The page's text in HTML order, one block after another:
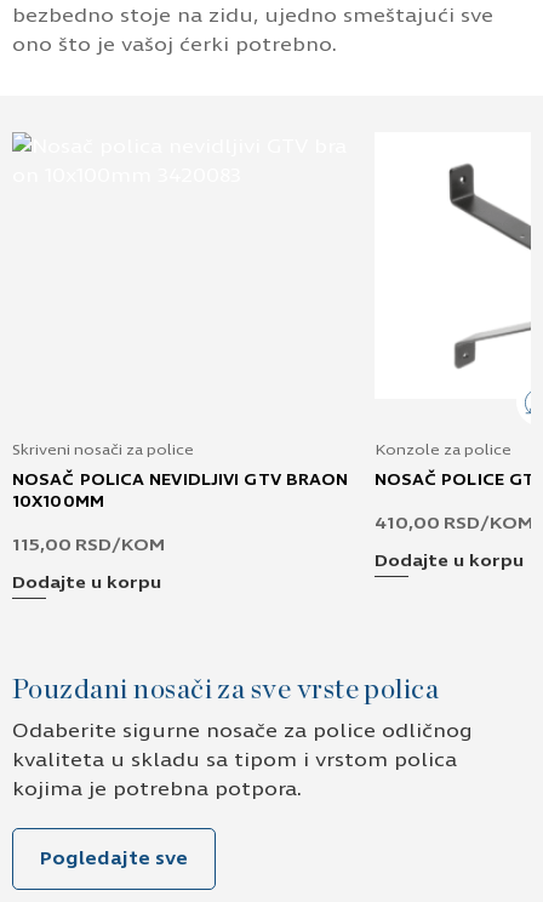
bezbedno stoje na zidu, ujedno smeštajući sve
ono što je vašoj ćerki potrebno.
Skriveni nosači za police
NOSAČ POLICA NEVIDLJIVI GTV BRAON
10X100MM
115,00 RSD/KOM
Dodajte u korpu
Konzole za police
NOSAČ POLICE
410,00 RSD/KOM
Dodajte u korpu
Pouzdani nosači za sve vrste polica
Odaberite sigurne nosače za police odličnog
kvaliteta u skladu sa tipom i vrstom polica
kojima je potrebna potpora.
Pogledajte sve